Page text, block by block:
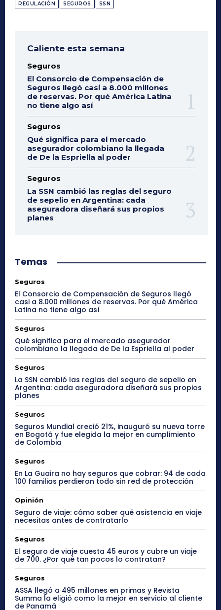
REGULACIÓN
SEGUROS SSN
Caliente esta semana
Seguros
El Consorcio de Compensación de
Seguros llegó casi a 8.000 millones
de reservas. Por qué América Latina
no tiene algo así
Seguros
Qué significa para el mercado
asegurador colombiano la llegada
de De la Espriella al poder
Seguros
La SSN cambió las reglas del seguro
de sepelio en Argentina: cada
aseguradora diseñará sus propios
planes
Temas
Seguros
El Consorcio de Compensación de Seguros llegó
casi a 8.000 millones de reservas. Por qué América
Latina no tiene algo así
Seguros
Qué significa para el mercado asegurador
colombiano la llegada de De la Espriella al poder
Seguros
La SSN cambió las reglas del seguro de sepelio en
Argentina: cada aseguradora diseñará sus propios
planes
Seguros
Seguros Mundial creció 21%, inauguró su nueva torre
en Bogotá y fue elegida la mejor en cumplimiento
de Colombia
Seguros
En La Guaira no hay seguros que cobrar: 94 de cada
100 familias perdieron todo sin red de protección
Opinión
Seguro de viaje: cómo saber qué asistencia en viaje
necesitas antes de contratarlo
Seguros
El seguro de viaje cuesta 45 euros y cubre un viaje
de 700. ¿Por qué tan pocos lo contratan?
Seguros
ASSA llegó a 495 millones en primas y Revista
Summa la eligió como la mejor en servicio al cliente
de Panamá